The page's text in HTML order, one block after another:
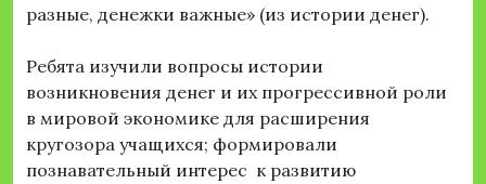
разные, денежки важные» (из истории денег).
Ребята изучили вопросы истории
возникновения денег и их прогрессивной роли
в мировой экономике для расширения
кругозора учащихся; формировали
познавательный интерес к развитию